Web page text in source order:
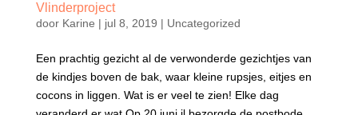
Vlinderproject
door Karine | jul 8, 2019 | Uncategorized
Een prachtig gezicht al de verwonderde gezichtjes van
de kindjes boven de bak, waar kleine rupsjes, eitjes en
cocons in liggen. Wat is er veel te zien! Elke dag